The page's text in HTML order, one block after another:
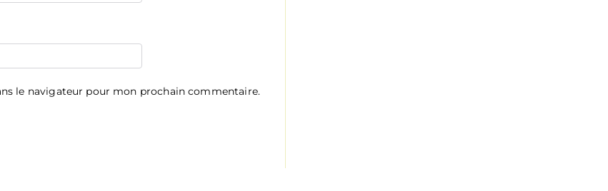
le navigateur pour mon prochain commentaire.